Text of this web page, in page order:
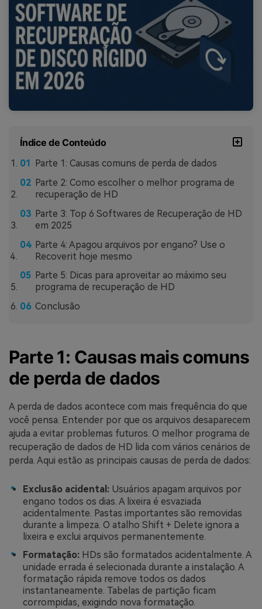
Índice de Conteúdo
Parte 1: Causas comuns de perda de dados
Parte 2: Como escolher o melhor programa de
recuperação de HD
Parte 3: Top 6 Softwares de Recuperação de HD
em 2025
Parte 4: Apagou arquivos por engano? Use o
Recoverit hoje mesmo
Parte 5: Dicas para aproveitar ao máximo seu
programa de recuperação de HD
Conclusão
Parte 1: Causas mais comuns
de perda de dados
A perda de dados acontece com mais frequência do que
você pensa. Entender por que os arquivos desaparecem
ajuda a evitar problemas futuros. O melhor programa de
recuperação de dados de HD lida com vários cenários de
perda. Aqui estão as principais causas de perda de dados:
Exclusão acidental: Usuários apagam arquivos por
engano todos os dias. A lixeira é esvaziada
acidentalmente. Pastas importantes são removidas
durante a limpeza. O atalho Shift + Delete ignora a
lixeira e exclui arquivos permanentemente.
Formatação: HDs são formatados acidentalmente. A
unidade errada é selecionada durante a instalação. A
formatação rápida remove todos os dados
instantaneamente. Tabelas de partição ficam
corrompidas, exigindo nova formatação.